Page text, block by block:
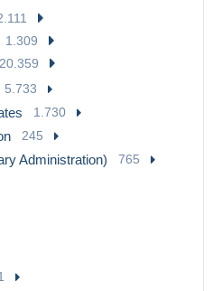
1.309
20.359
5.733
1.730
245
Administration) 765